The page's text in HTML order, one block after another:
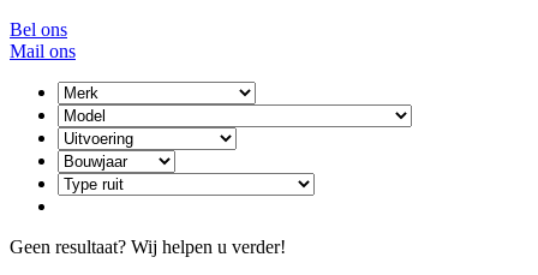
Bel ons
Mail ons
Geen resultaat? Wij helpen u verder!